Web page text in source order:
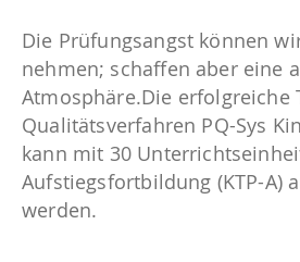
Die Prüfungsangst können
nehmen; schaffen aber eine
Atmosphäre.Die erfolgreiche
Qualitätsverfahren PQ-Sys
kann mit 30
Aufstiegsfortbildung (KTP-A)
werden.